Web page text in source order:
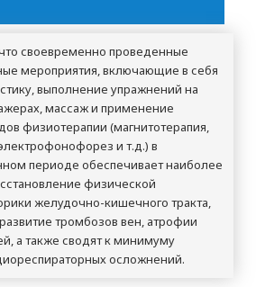
своевременно проведенные
мероприятия, включающие в себя
выполнение упражнений на
массаж и применение
физиотерапии (магнитотерапия,
и т.д.) в
периоде обеспечивает наиболее
физической
желудочно-кишечного тракта,
тромбозов вен, атрофии
а также сводят к минимуму
осложнений.